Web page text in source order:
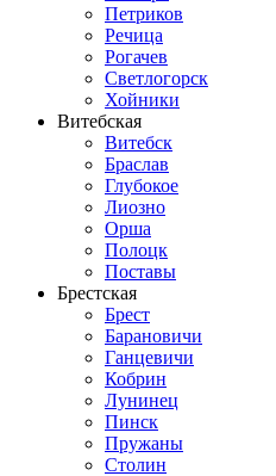
Петриков
Речица
Рогачев
Светлогорск
Хойники
Витебская
Витебск
Браслав
Глубокое
Лиозно
Орша
Полоцк
Поставы
Брестская
Брест
Барановичи
Ганцевичи
Кобрин
Лунинец
Пинск
Пружаны
Столин